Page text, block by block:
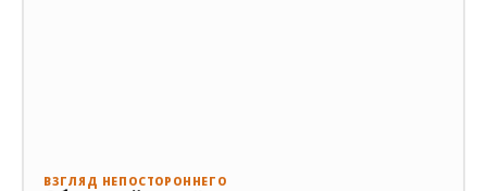
ВЗГЛЯД НЕПОСТОРОННЕГО